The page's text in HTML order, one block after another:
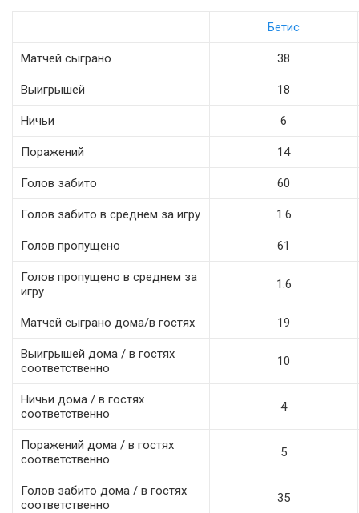
Бетис
Матчей сыграно 38
Выигрышей 18
Ничьи 6
Поражений 14
Голов забито 60
Голов забито в среднем за игру 1.6
Голов пропущено 61
Голов пропущено в среднем за
игру
1.6
Матчей сыграно дома/в гостях 19
Выигрышей дома / в гостях
соответственно
10
Ничьи дома / в гостях
соответственно
4
Поражений дома / в гостях
соответственно
5
Голов забито дома / в гостях
соответственно
35